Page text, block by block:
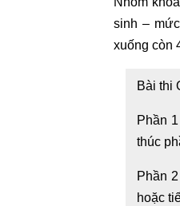
sinh –
xuống còn
Bài thi
Phần
thúc
Phần
hoặc